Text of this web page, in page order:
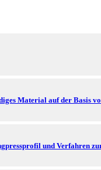
Material auf der Basis
und Verfahren